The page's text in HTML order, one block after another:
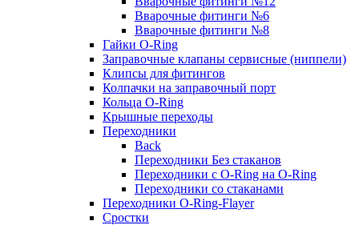
Вварочные фитинги №6
Вварочные фитинги №8
Гайки O-Ring
Заправочные клапаны сервисные (ниппели)
Клипсы для фитингов
Колпачки на заправочный порт
Кольца O-Ring
Крышные переходы
Переходники
Back
Переходники Без стаканов
Переходники с O-Ring на O-Ring
Переходники со стаканами
Переходники O-Ring-Flayer
Сростки